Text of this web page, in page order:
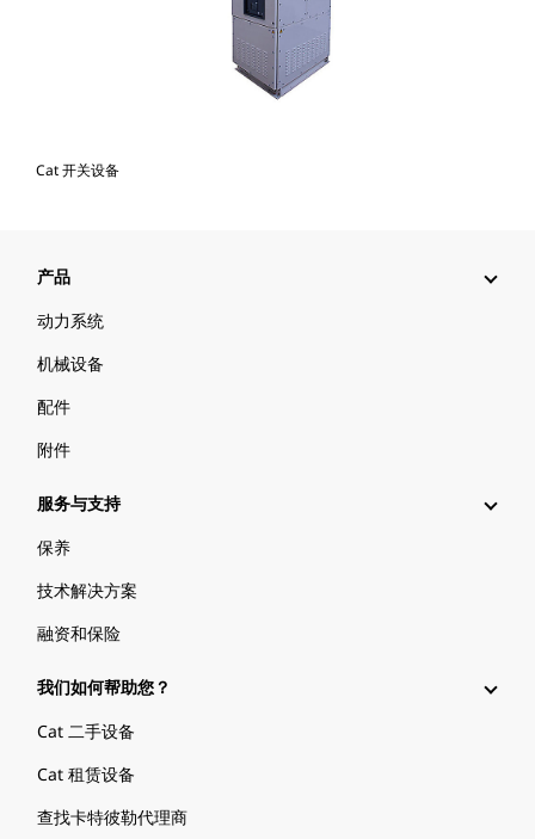
Cat 开关设备
产品
动力系统
机械设备
配件
附件
服务与支持
保养
技术解决方案
融资和保险
我们如何帮助您？
Cat 二手设备
Cat 租赁设备
查找卡特彼勒代理商